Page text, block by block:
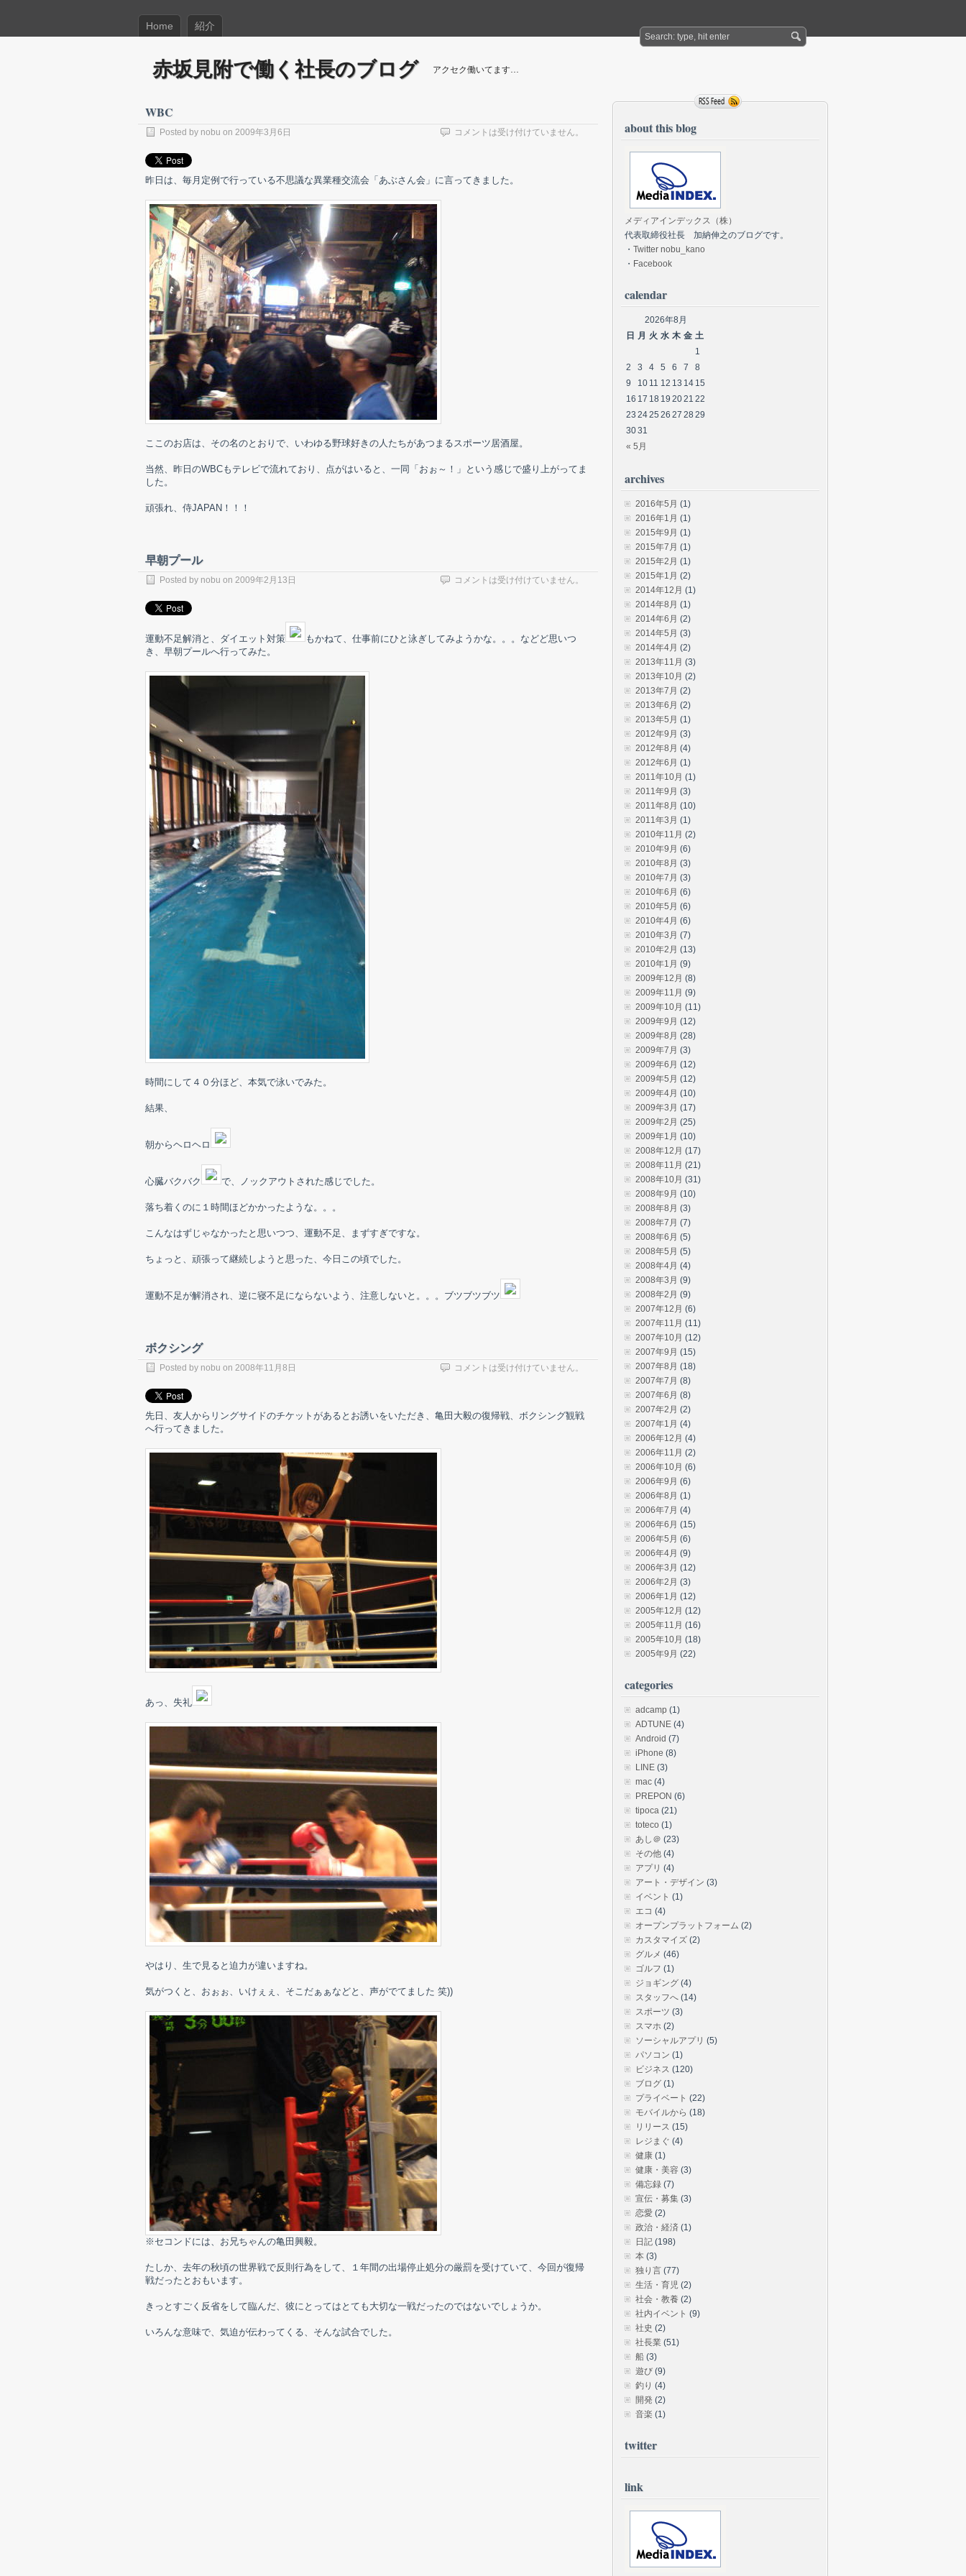
Home 紹介
赤坂見附で働く社長のブログ アクセク働いてます…
WBC
Posted by nobu on 2009年3月6日 コメントは受け付けていません。
昨日は、毎月定例で行っている不思議な異業種交流会「あぶさん会」に言ってきました。
ここのお店は、その名のとおりで、いわゆる野球好きの人たちがあつまるスポーツ居酒屋。
当然、昨日のWBCもテレビで流れており、点がはいると、一同「おぉ～！」という感じで盛り上がってま
した。
頑張れ、侍JAPAN！！！
早朝プール
Posted by nobu on 2009年2月13日 コメントは受け付けていません。
運動不足解消と、ダイエット対策
もかねて、仕事前にひと泳ぎしてみようかな。。。などど思いつ
き、早朝プールへ行ってみた。
時間にして４０分ほど、本気で泳いでみた。
結果、
朝からヘロヘロ
心臓バクバク で、ノックアウトされた感じでした。
落ち着くのに１時間ほどかかったような。。。
こんなはずじゃなかったと思いつつ、運動不足、まずすぎですな。
ちょっと、頑張って継続しようと思った、今日この頃でした。
運動不足が解消され、逆に寝不足にならないよう、注意しないと。。。ブツブツブツ
ボクシング
Posted by nobu on 2008年11月8日 コメントは受け付けていません。
先日、友人からリングサイドのチケットがあるとお誘いをいただき、亀田大毅の復帰戦、ボクシング観戦
へ行ってきました。
あっ、失礼
やはり、生で見ると迫力が違いますね。
気がつくと、おぉぉ、いけぇぇ、そこだぁぁなどと、声がでてました 笑))
※セコンドには、お兄ちゃんの亀田興毅。
たしか、去年の秋頃の世界戦で反則行為をして、１年間の出場停止処分の厳罰を受けていて、今回が復帰
戦だったとおもいます。
きっとすごく反省をして臨んだ、彼にとってはとても大切な一戦だったのではないでしょうか。
いろんな意味で、気迫が伝わってくる、そんな試合でした。
about this blog
メディアインデックス（株）
代表取締役社長 加納伸之のブログです。
・ Twitter nobu_kano
・ Facebook
calendar
2026年8月
日 月 火 水 木 金 土
« 5月
1
2
3 4 5 6 7
8
9
10 11 12 13 14 15
16 17 18 19 2021 22
23 2425 26 27 28 29
3031
archives
2016年5月 (1)
2016年1月 (1)
2015年9月 (1)
2015年7月 (1)
2015年2月 (1)
2015年1月 (2)
2014年12月 (1)
2014年8月 (1)
2014年6月 (2)
2014年5月 (3)
2014年4月 (2)
2013年11月 (3)
2013年10月 (2)
2013年7月 (2)
2013年6月 (2)
2013年5月 (1)
2012年9月 (3)
2012年8月 (4)
2012年6月 (1)
2011年10月 (1)
2011年9月 (3)
2011年8月 (10)
2011年3月 (1)
2010年11月 (2)
2010年9月 (6)
2010年8月 (3)
2010年7月 (3)
2010年6月 (6)
2010年5月 (6)
2010年4月 (6)
2010年3月 (7)
2010年2月 (13)
2010年1月 (9)
2009年12月 (8)
2009年11月 (9)
2009年10月 (11)
2009年9月 (12)
2009年8月 (28)
2009年7月 (3)
2009年6月 (12)
2009年5月 (12)
2009年4月 (10)
2009年3月 (17)
2009年2月 (25)
2009年1月 (10)
2008年12月 (17)
2008年11月 (21)
2008年10月 (31)
2008年9月 (10)
2008年8月 (3)
2008年7月 (7)
2008年6月 (5)
2008年5月 (5)
2008年4月 (4)
2008年3月 (9)
2008年2月 (9)
2007年12月 (6)
2007年11月 (11)
2007年10月 (12)
2007年9月 (15)
2007年8月 (18)
2007年7月 (8)
2007年6月 (8)
2007年2月 (2)
2007年1月 (4)
2006年12月 (4)
2006年11月 (2)
2006年10月 (6)
2006年9月 (6)
2006年8月 (1)
2006年7月 (4)
2006年6月 (15)
2006年5月 (6)
2006年4月 (9)
2006年3月 (12)
2006年2月 (3)
2006年1月 (12)
2005年12月 (12)
2005年11月 (16)
2005年10月 (18)
2005年9月 (22)
categories
adcamp (1)
ADTUNE (4)
Android (7)
iPhone (8)
LINE (3)
mac (4)
PREPON (6)
tipoca (21)
toteco (1)
あし＠ (23)
その他 (4)
アプリ (4)
アート・デザイン (3)
イベント (1)
エコ (4)
オープンプラットフォーム (2)
カスタマイズ (2)
グルメ (46)
ゴルフ (1)
ジョギング (4)
スタッフへ (14)
スポーツ (3)
スマホ (2)
ソーシャルアプリ (5)
パソコン (1)
ビジネス (120)
ブログ (1)
プライベート (22)
モバイルから (18)
リリース (15)
レジまぐ (4)
健康 (1)
健康・美容 (3)
備忘録 (7)
宣伝・募集 (3)
恋愛 (2)
政治・経済 (1)
日記 (198)
本 (3)
独り言 (77)
生活・育児 (2)
社会・教養 (2)
社内イベント (9)
社史 (2)
社長業 (51)
船 (3)
遊び (9)
釣り (4)
開発 (2)
音楽 (1)
twitter
link